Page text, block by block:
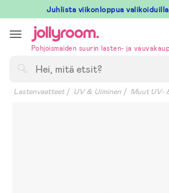
till
innehållet
Juhlista viikonloppua
Pohjoismaiden suurin lasten- ja
Lastenvaatteet UV & Uiminen Muut UV-